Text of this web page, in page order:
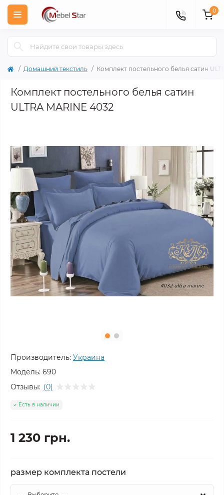
0
Домашний текстиль Комплект постельного белья сатин
Комплект постельного белья сатин
ULTRA MARINE 4032
Производитель: Украина
Модель: 690
Отзывы: (0)
Есть в наличии
1 230 грн.
размер комплекта постели